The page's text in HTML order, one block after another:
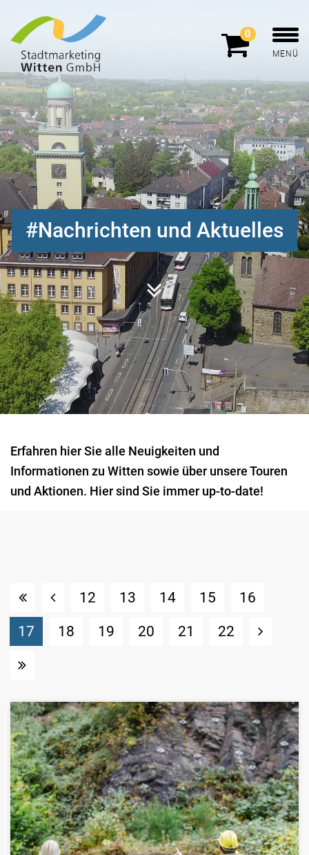
0
MENÜ
Nachrichten und Aktuelles
Erfahren hier Sie alle Neuigkeiten und
Informationen zu Witten sowie über unsere Touren
und Aktionen. Hier sind Sie immer up-to-date!
12 13 14 15
16
17 (Standort)
18 19 20 21 22